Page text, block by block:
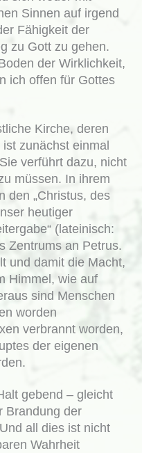
Sinnen auf irgend
Fähigkeit der
zu Gott zu gehen.
der Wirklichkeit,
ich offen für Gottes
Kirche, deren
zunächst einmal
verführt dazu, nicht
müssen. In ihrem
den „Christus, des
heutiger
(lateinisch:
Zentrums an Petrus.
und damit die Macht,
Himmel, wie auf
sind Menschen
worden
verbrannt worden,
der eigenen
gebend – gleicht
Brandung der
all dies ist nicht
Wahrheit